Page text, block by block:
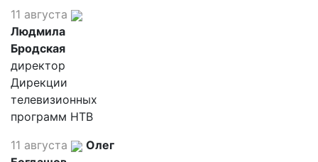
11 августа
Людмила
Бродская
директор
Дирекции
телевизионных
программ НТВ
11 августа
Олег